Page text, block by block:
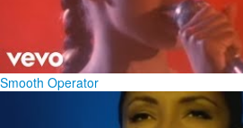
Smooth Operator